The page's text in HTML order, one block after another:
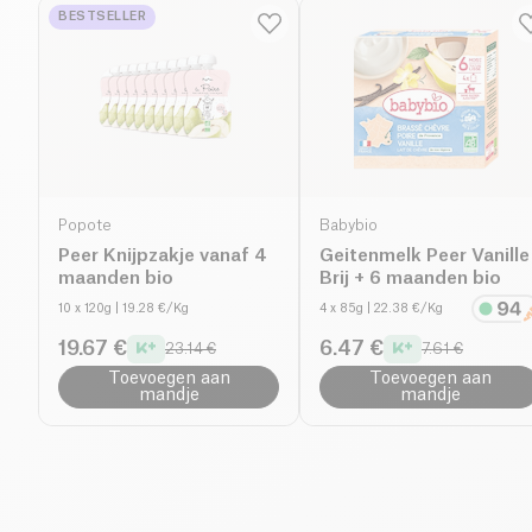
BESTSELLER
Popote
Peer Knijpzakje vanaf 4
maanden bio
10 x 120g | 19.28 €/Kg
19.67 € 23.14 €
Toevoegen aan
mandje
Babybio
Geitenmelk Peer Vanille
Brij + 6 maanden bio
4 x 85g | 22.38 €/Kg
6.47 € 7.61 €
Toevoegen aan
mandje